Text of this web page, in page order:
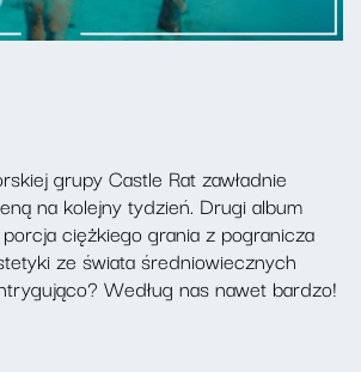
grupy Castle Rat zawładnie
na kolejny tydzień. Drugi album
ciężkiego grania z pogranicza
ze świata średniowiecznych
Według nas nawet bardzo!